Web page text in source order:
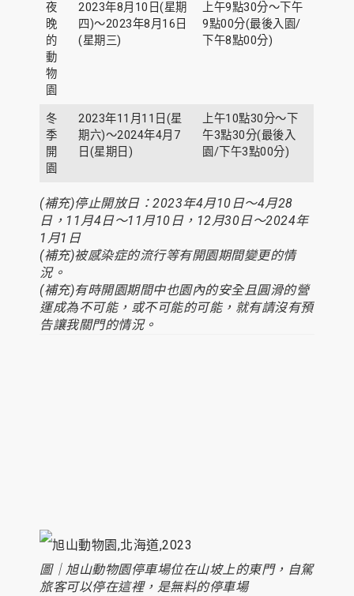
夜
晚
的
動
物
園
2023年8月10日(星期
四)～2023年8月16日
(星期三)
上午9點30分～下午
9點00分(最後入園/
下午8點00分)
冬
季
開
園
2023年11月11日(星
期六)～2024年4月7
日(星期日)
上午10點30分～下
午3點30分(最後入
園/下午3點00分)
(補充)停止開放日：2023年4月10日～4月28
日，11月4日～11月10日，12月30日～2024年
1月1日
(補充)被感染症的流行等有開園期間變更的情
況。
(補充)有時開園期間中也園內的安全且圓滑的營
運成為不可能，或不可能的可能，就有請沒有預
告讓我關門的情況。
圖｜旭山動物園停車場位在山坡上的東門，自駕
旅客可以停在這裡，是無料的停車場